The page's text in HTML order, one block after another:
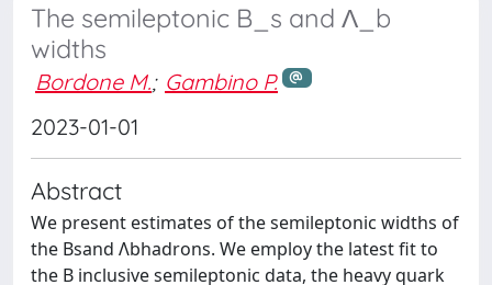
The semileptonic B_s and Λ_b
widths
Bordone M.; Gambino P.
2023-01-01
Abstract
We present estimates of the semileptonic widths of
the Bsand Λbhadrons. We employ the latest fit to
the B inclusive semileptonic data, the heavy quark